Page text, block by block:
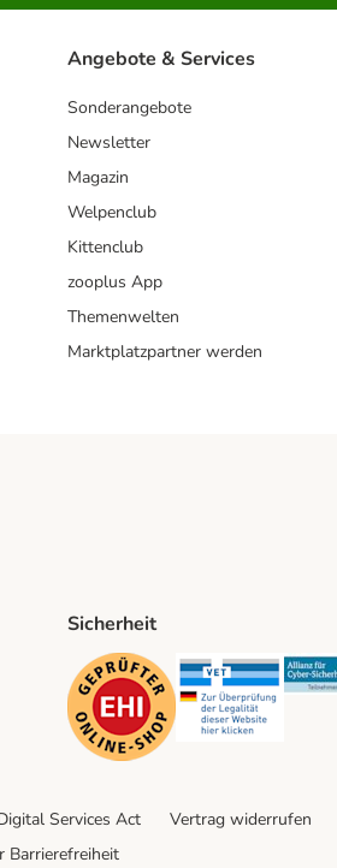
Angebote & Services
Sonderangebote
Newsletter
Magazin
Welpenclub
Kittenclub
zooplus App
Themenwelten
Marktplatzpartner werden
Sicherheit
Security
Services Act Vertrag widerrufen
Barrierefreiheit